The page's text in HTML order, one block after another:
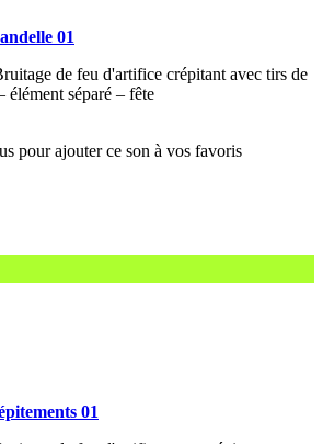
01
de feu d'artifice crépitant avec tirs de
élément séparé – fête
01